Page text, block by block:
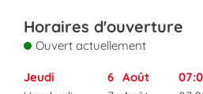
Horaires d'ouverture
Ouvert actuellement
Jeudi 6 Août